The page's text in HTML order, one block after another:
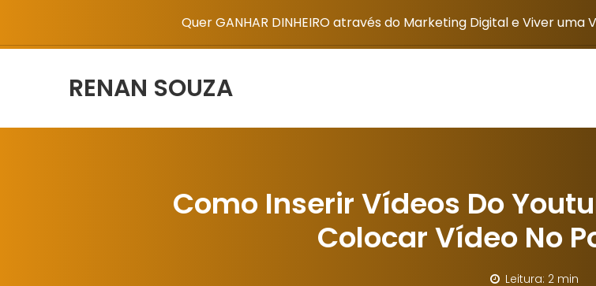
Quer GANHAR DINHEIRO através do Marketing Digital e Viver uma
RENAN SOUZA
Como Inserir Vídeos Do
Colocar Vídeo No
Leitura: 2 min